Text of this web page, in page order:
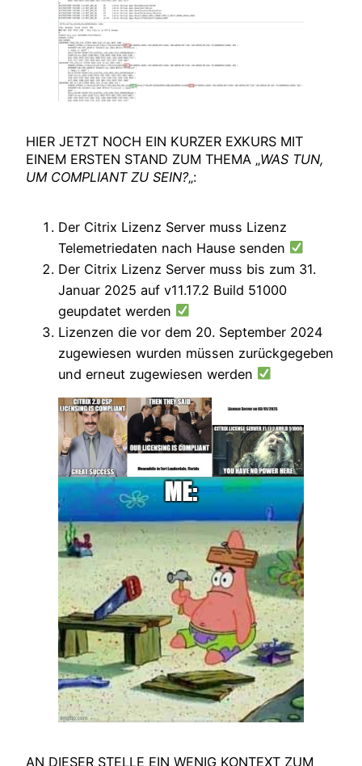
HIER JETZT NOCH EIN KURZER EXKURS MIT
EINEM ERSTEN STAND ZUM THEMA „WAS TUN,
UM COMPLIANT ZU SEIN?„:
Der Citrix Lizenz Server muss Lizenz
Telemetriedaten nach Hause senden
Der Citrix Lizenz Server muss bis zum 31.
Januar 2025 auf v11.17.2 Build 51000
geupdatet werden
Lizenzen die vor dem 20. September 2024
zugewiesen wurden müssen zurückgegeben
und erneut zugewiesen werden
AN DIESER STELLE EIN WENIG KONTEXT ZUM